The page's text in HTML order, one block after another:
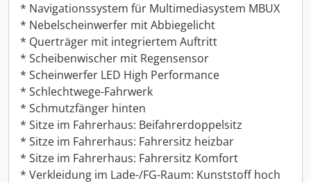
* Navigationssystem für Multimediasystem MBUX
* Nebelscheinwerfer mit Abbiegelicht
* Querträger mit integriertem Auftritt
* Scheibenwischer mit Regensensor
* Scheinwerfer LED High Performance
* Schlechtwege-Fahrwerk
* Schmutzfänger hinten
* Sitze im Fahrerhaus: Beifahrerdoppelsitz
* Sitze im Fahrerhaus: Fahrersitz heizbar
* Sitze im Fahrerhaus: Fahrersitz Komfort
* Verkleidung im Lade-/FG-Raum: Kunststoff hoch